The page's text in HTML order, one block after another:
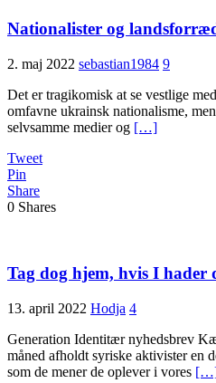
Nationalister og
2. maj 2022 sebastian1984 9
Det er tragikomisk at se vestlige
omfavne ukrainsk nationalisme,
selvsamme medier og […]
Tweet
Pin
Share
0 Shares
Tag dog hjem, hvis I hader
13. april 2022 Hodja 4
Generation Identitær nyhedsbrev
måned afholdt syriske aktivister en
som de mener de oplever i vores